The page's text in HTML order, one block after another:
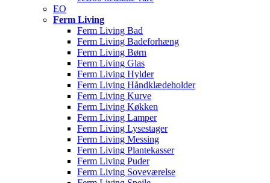
EO
Ferm Living
Ferm Living Bad
Ferm Living Badeforhæng
Ferm Living Børn
Ferm Living Glas
Ferm Living Hylder
Ferm Living Håndklædeholder
Ferm Living Kurve
Ferm Living Køkken
Ferm Living Lamper
Ferm Living Lysestager
Ferm Living Messing
Ferm Living Plantekasser
Ferm Living Puder
Ferm Living Soveværelse